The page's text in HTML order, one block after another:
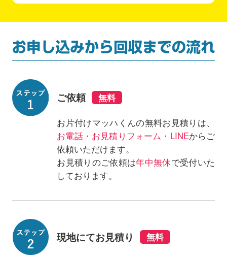
ご依頼
お片付けマッハくんの無料お見積りは、
お電話・お見積りフォーム・LINEからご
依頼いただけます。
お見積りのご依頼は年中無休で受付いた
しております。
現地にてお見積り